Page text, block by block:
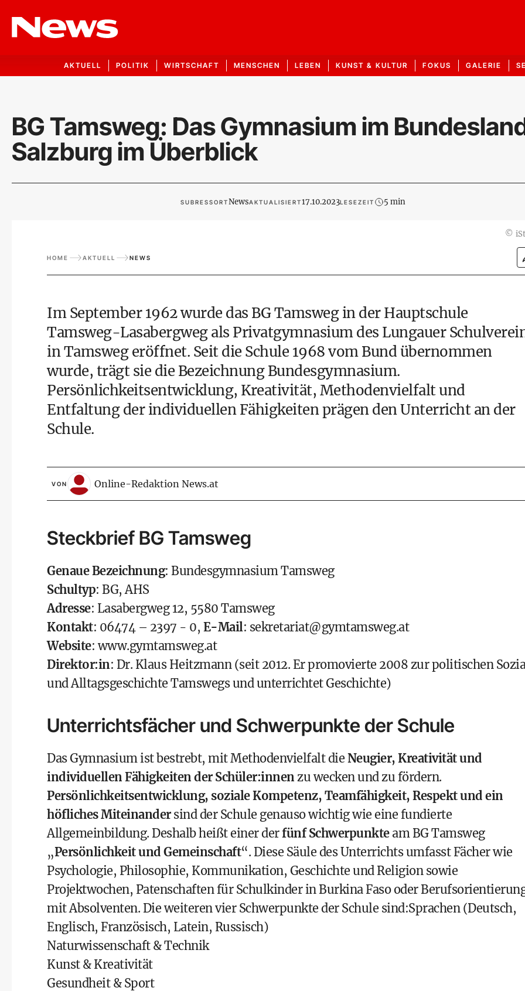
AKTUELL POLITIK WIRTSCHAFT MENSCHEN LEBEN KUNST & KULTUR FOKUS GALERIE
BG Tamsweg: Das Gymnasium im
Salzburg im Überblick
SUBRESSORTNewsAKTUALISIERT17.10.2023LESEZEIT 5 min
©
HOME AKTUELL NEWS
Im September 1962 wurde das BG Tamsweg in der Hauptschule
Tamsweg-Lasabergweg als Privatgymnasium des Lungauer
in Tamsweg eröffnet. Seit die Schule 1968 vom Bund übernommen
wurde, trägt sie die Bezeichnung Bundesgymnasium.
Persönlichkeitsentwicklung, Kreativität, Methodenvielfalt und
Entfaltung der individuellen Fähigkeiten prägen den Unterricht an der
Schule.
VON Online-Redaktion News.at
Steckbrief BG Tamsweg
Genaue Bezeichnung: Bundesgymnasium Tamsweg
Schultyp: BG, AHS
Adresse: Lasabergweg 12, 5580 Tamsweg
Kontakt: 06474 – 2397 - 0, E-Mail: sekretariat@gymtamsweg.at
Website: www.gymtamsweg.at
Direktor:in: Dr. Klaus Heitzmann (seit 2012. Er promovierte 2008 zur politischen
und Alltagsgeschichte Tamswegs und unterrichtet Geschichte)
Unterrichtsfächer und Schwerpunkte der Schule
Das Gymnasium ist bestrebt, mit Methodenvielfalt die Neugier, Kreativität und
individuellen Fähigkeiten der Schüler:innen zu wecken und zu fördern.
Persönlichkeitsentwicklung, soziale Kompetenz, Teamfähigkeit, Respekt und ein
höfliches Miteinandersind der Schule genauso wichtig wie eine fundierte
Allgemeinbildung. Deshalb heißt einer derfünf Schwerpunkteam BG Tamsweg
„Persönlichkeit und Gemeinschaft“. Diese Säule des Unterrichts umfasst Fächer wie
Psychologie, Philosophie, Kommunikation, Geschichte und Religion sowie
Projektwochen, Patenschaften für Schulkinder in Burkina Faso oder
mit Absolventen. Die weiteren vier Schwerpunkte der Schule sind:Sprachen (Deutsch,
Englisch, Französisch, Latein, Russisch)
Naturwissenschaft & Technik
Kunst & Kreativität
Gesundheit & Sport